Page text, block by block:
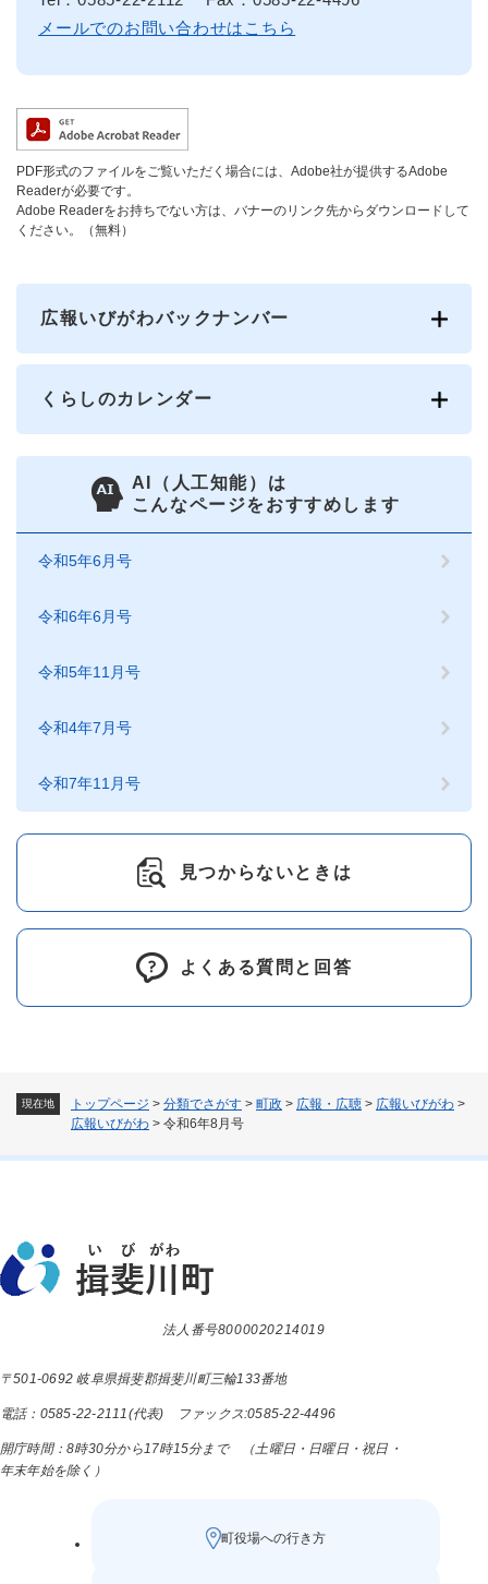
現在地 トップページ > 分類でさがす > 町政 > 広報・広聴 > 広報いびがわ >
広報いびがわ > 令和6年8月号
メールでのお問い合わせはこちら
PDF形式のファイルをご覧いただく場合には、Adobe社が提供するAdobe
Readerが必要です。
Adobe Readerをお持ちでない方は、バナーのリンク先からダウンロードして
ください。（無料）
広報いびがわバックナンバー
くらしのカレンダー
AI（人工知能）は
こんなページをおすすめします
令和5年6月号
令和6年6月号
令和5年11月号
令和4年7月号
令和7年11月号
見つからないときは
よくある質問と回答
法人番号8000020214019
〒501-0692 岐阜県揖斐郡揖斐川町三輪133番地
電話：0585-22-2111(代表) ファックス:0585-22-4496
開庁時間：8時30分から17時15分まで （土曜日・日曜日・祝日・
年末年始を除く）
町役場への行き方